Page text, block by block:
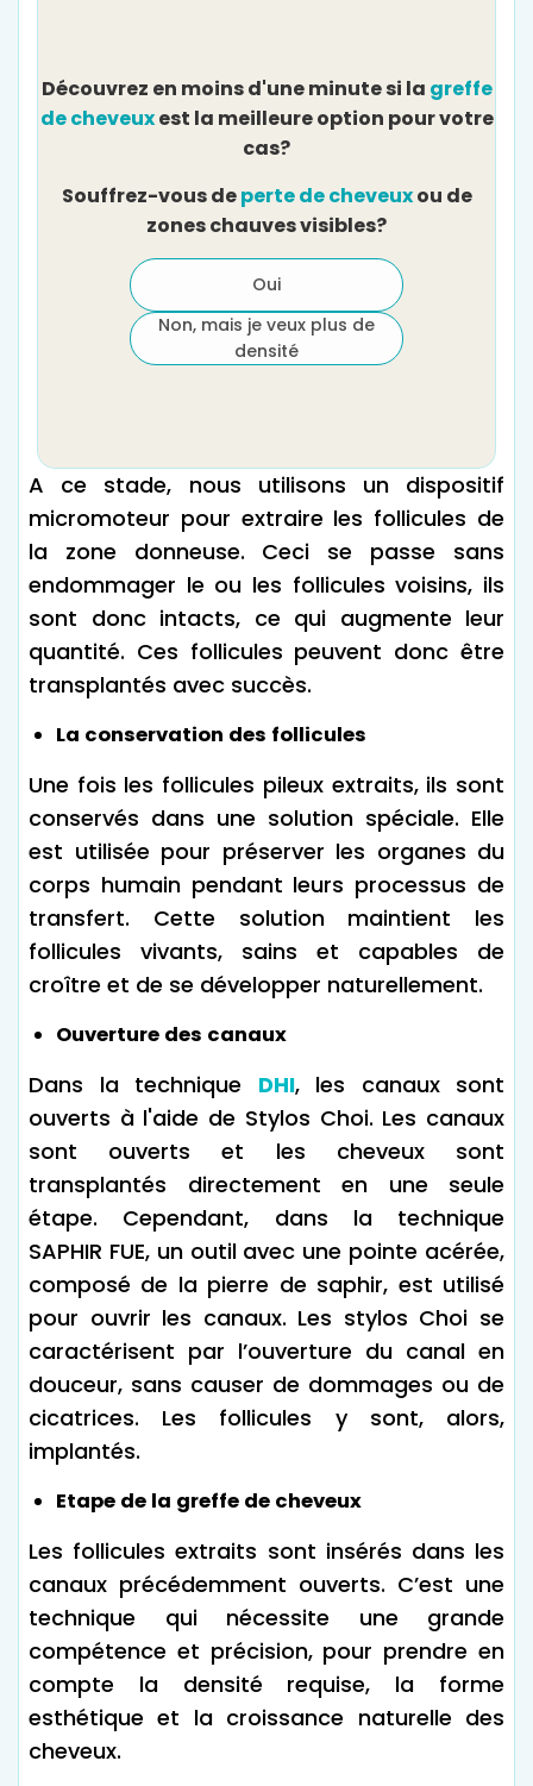
Découvrez en moins d'une minute si la greffe
de cheveuxest la meilleure option pour votre
cas?
Souffrez-vous deperte de cheveuxou de
zones chauves visibles?
Oui
Non, mais je veux plus de
densité
A ce stade, nous utilisons un dispositif
micromoteur pour extraire les follicules de
la zone donneuse. Ceci se passe sans
endommager le ou les follicules voisins, ils
sont donc intacts, ce qui augmente leur
quantité. Ces follicules peuvent donc être
transplantés avec succès.
La conservation des follicules
Une fois les follicules pileux extraits, ils sont
conservés dans une solution spéciale. Elle
est utilisée pour préserver les organes du
corps humain pendant leurs processus de
transfert. Cette solution maintient les
follicules vivants, sains et capables de
croître et de se développer naturellement.
Ouverture des canaux
Dans la technique DHI, les canaux sont
ouverts à l'aide de Stylos Choi. Les canaux
sont ouverts et les cheveux sont
transplantés directement en une seule
étape. Cependant, dans la technique
SAPHIR FUE, un outil avec une pointe acérée,
composé de la pierre de saphir, est utilisé
pour ouvrir les canaux. Les stylos Choi se
caractérisent par l’ouverture du canal en
douceur, sans causer de dommages ou de
cicatrices. Les follicules y sont, alors,
implantés.
Etape de la greffe de cheveux
Les follicules extraits sont insérés dans les
canaux précédemment ouverts. C’est une
technique qui nécessite une grande
compétence et précision, pour prendre en
compte la densité requise, la forme
esthétique et la croissance naturelle des
cheveux.